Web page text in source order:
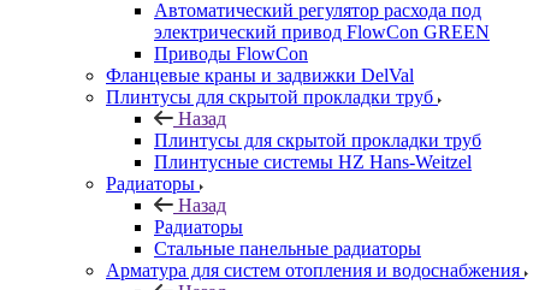
Автоматический регулятор расхода под
электрический привод FlowСon GREEN
Приводы FlowCon
Фланцевые краны и задвижки DelVal
Плинтусы для скрытой прокладки труб
Назад
Плинтусы для скрытой прокладки труб
Плинтусные системы HZ Hans-Weitzel
Радиаторы
Назад
Радиаторы
Стальные панельные радиаторы
Арматура для систем отопления и водоснабжения